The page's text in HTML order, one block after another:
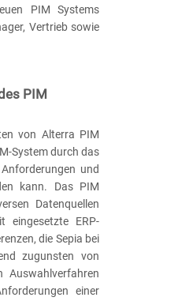
PIM Systems
Vertrieb sowie
PIM
von Alterra PIM
System durch das
und
kann. Das PIM
Datenquellen
eingesetzte ERP-
die Sepia bei
zugunsten von
Auswahlverfahren
einer